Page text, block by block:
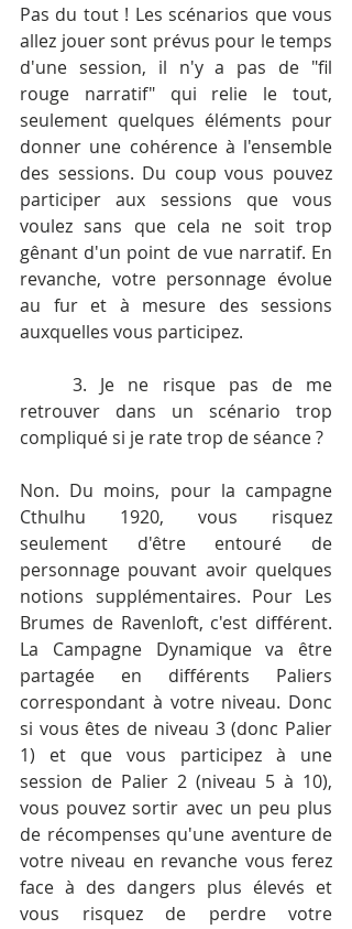
Pas du tout ! Les scénarios que vous
allez jouer sont prévus pour le temps
d'une session, il n'y a pas de "fil
rouge narratif" qui relie le tout,
seulement quelques éléments pour
donner une cohérence à l'ensemble
des sessions. Du coup vous pouvez
participer aux sessions que vous
voulez sans que cela ne soit trop
gênant d'un point de vue narratif. En
revanche, votre personnage évolue
au fur et à mesure des sessions
auxquelles vous participez.
	3. Je ne risque pas de me
retrouver dans un scénario trop
compliqué si je rate trop de séance ?
Non. Du moins, pour la campagne
Cthulhu 1920, vous risquez
seulement d'être entouré de
personnage pouvant avoir quelques
notions supplémentaires. Pour Les
Brumes de Ravenloft, c'est différent.
La Campagne Dynamique va être
partagée en différents Paliers
correspondant à votre niveau. Donc
si vous êtes de niveau 3 (donc Palier
1) et que vous participez à une
session de Palier 2 (niveau 5 à 10),
vous pouvez sortir avec un peu plus
de récompenses qu'une aventure de
votre niveau en revanche vous ferez
face à des dangers plus élevés et
vous risquez de perdre votre